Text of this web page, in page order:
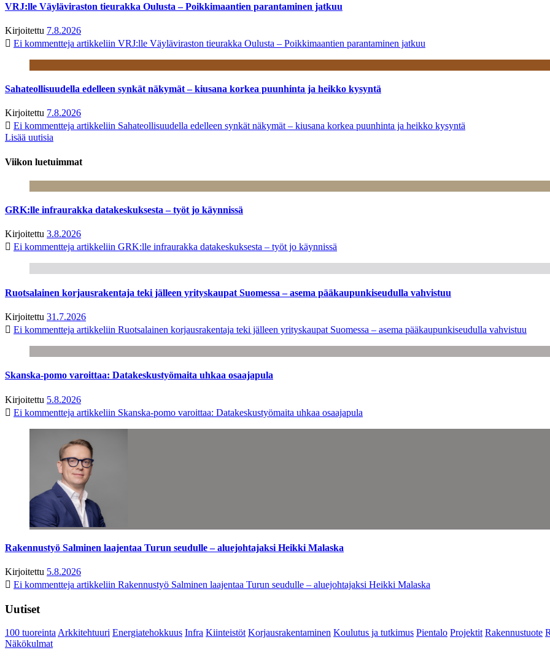
VRJ:lle Väyläviraston tieurakka Oulusta – Poikkimaantien parantaminen jatkuu
Kirjoitettu 7.8.2026
Ei kommentteja artikkeliin VRJ:lle Väyläviraston tieurakka Oulusta – Poikkimaantien parantaminen jatkuu
Sahateollisuudella edelleen synkät näkymät – kiusana korkea puunhinta ja heikko kysyntä
Kirjoitettu 7.8.2026
Ei kommentteja artikkeliin Sahateollisuudella edelleen synkät näkymät – kiusana korkea puunhinta ja heikko kysyntä
Lisää uutisia
Viikon luetuimmat
GRK:lle infraurakka datakeskuksesta – työt jo käynnissä
Kirjoitettu 3.8.2026
Ei kommentteja artikkeliin GRK:lle infraurakka datakeskuksesta – työt jo käynnissä
Ruotsalainen korjausrakentaja teki jälleen yrityskaupat Suomessa – asema pääkaupunkiseudulla vahvistuu
Kirjoitettu 31.7.2026
Ei kommentteja artikkeliin Ruotsalainen korjausrakentaja teki jälleen yrityskaupat Suomessa – asema pääkaupunkiseudulla vahvistuu
Skanska-pomo varoittaa: Datakeskustyömaita uhkaa osaajapula
Kirjoitettu 5.8.2026
Ei kommentteja artikkeliin Skanska-pomo varoittaa: Datakeskustyömaita uhkaa osaajapula
Rakennustyö Salminen laajentaa Turun seudulle – aluejohtajaksi Heikki Malaska
Kirjoitettu 5.8.2026
Ei kommentteja artikkeliin Rakennustyö Salminen laajentaa Turun seudulle – aluejohtajaksi Heikki Malaska
Uutiset
100 tuoreintaArkkitehtuuri Energiatehokkuus Infra Kiinteistöt Korjausrakentaminen Koulutus ja tutkimus Pientalo Projektit Rakennustuote
Näkökulmat